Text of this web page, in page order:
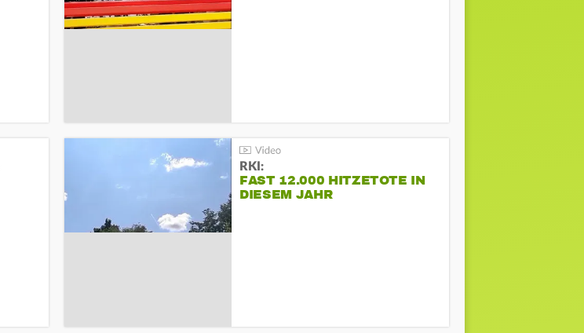
RKI:
FAST 12.000 HITZETOTE IN
DIESEM JAHR